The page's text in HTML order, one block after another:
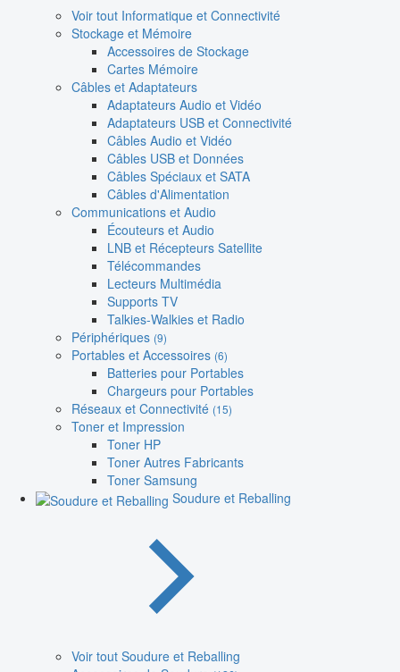
Voir tout Informatique et Connectivité
Stockage et Mémoire
Accessoires de Stockage
Cartes Mémoire
Câbles et Adaptateurs
Adaptateurs Audio et Vidéo
Adaptateurs USB et Connectivité
Câbles Audio et Vidéo
Câbles USB et Données
Câbles Spéciaux et SATA
Câbles d'Alimentation
Communications et Audio
Écouteurs et Audio
LNB et Récepteurs Satellite
Télécommandes
Lecteurs Multimédia
Supports TV
Talkies-Walkies et Radio
Périphériques (9)
Portables et Accessoires (6)
Batteries pour Portables
Chargeurs pour Portables
Réseaux et Connectivité (15)
Toner et Impression
Toner HP
Toner Autres Fabricants
Toner Samsung
Soudure et Reballing
Voir tout Soudure et Reballing